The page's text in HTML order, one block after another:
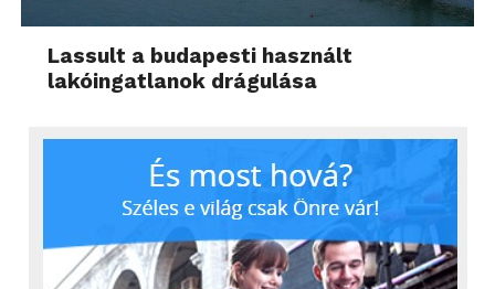
Lassult a budapesti használt
lakóingatlanok drágulása